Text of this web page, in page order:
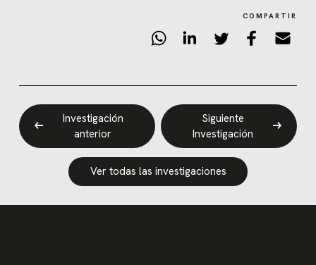
COMPARTIR
Investigación
anterior
Siguiente
Investigación
Ver todas las investigaciones